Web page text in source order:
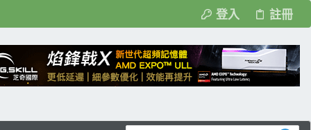
登入 註冊